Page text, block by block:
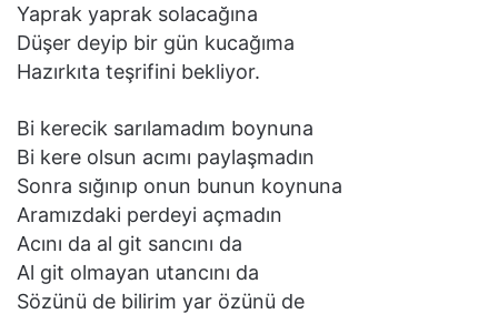
Yaprak yaprak solacağına
Düşer deyip bir gün kucağıma
Hazırkıta teşrifini bekliyor.
Bi kerecik sarılamadım boynuna
Bi kere olsun acımı paylaşmadın
Sonra sığınıp onun bunun koynuna
Aramızdaki perdeyi açmadın
Acını da al git sancını da
Al git olmayan utancını da
Sözünü de bilirim yar özünü de